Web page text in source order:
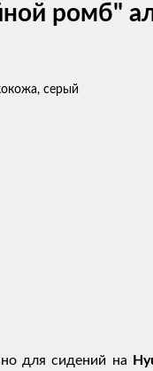
ромб"
для сидений на